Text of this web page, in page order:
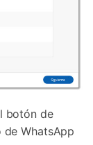
botón de
de WhatsApp